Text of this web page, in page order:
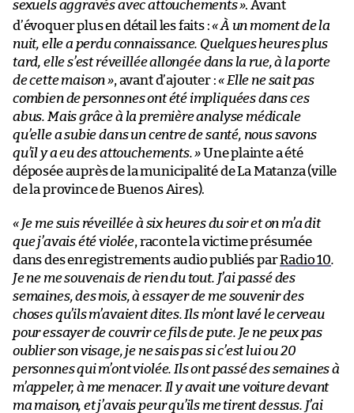
sexuels aggravés avec attouchements». Avant
d’évoquer plus en détail les faits :« À un moment de la
nuit, elle a perdu connaissance. Quelques heures plus
tard, elle s’est réveillée allongée dans la rue, à la porte
de cette maison », avant d’ajouter :« Elle ne sait pas
combien de personnes ont été impliquées dans ces
abus. Mais grâce à la première analyse médicale
qu’elle a subie dans un centre de santé, nous savons
qu’il y a eu des attouchements. »Une plainte a été
déposée auprès de la municipalité de La Matanza (ville
de la province de Buenos Aires).
« Je me suis réveillée à six heures du soir et on m’a dit
que j’avais été violée, raconte la victime présumée
dans des enregistrements audio publiés parRadio 10.
Je ne me souvenais de rien du tout. J’ai passé des
semaines, des mois, à essayer de me souvenir des
choses qu’ils m’avaient dites. Ils m’ont lavé le cerveau
pour essayer de couvrir ce fils de pute. Je ne peux pas
oublier son visage, je ne sais pas si c’est lui ou 20
personnes qui m’ont violée. Ils ont passé des semaines à
m’appeler, à me menacer. Il y avait une voiture devant
ma maison, et j’avais peur qu’ils me tirent dessus. J’ai